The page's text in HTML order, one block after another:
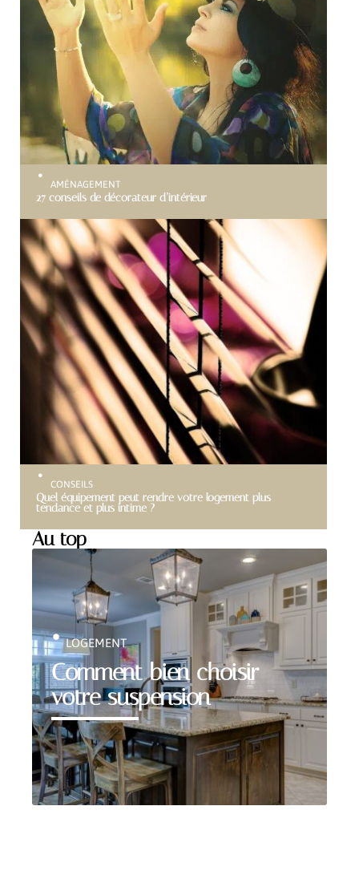
AMÉNAGEMENT
27 conseils de décorateur d’intérieur
CONSEILS
Quel équipement peut rendre votre logement plus
tendance et plus intime ?
Au top
Comment bien choisir
votre suspension
LOGEMENT